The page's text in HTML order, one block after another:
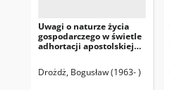
Uwagi o naturze życia
gospodarczego w świetle
adhortacji apostolskiej
Drożdż, Bogusław (1963- )